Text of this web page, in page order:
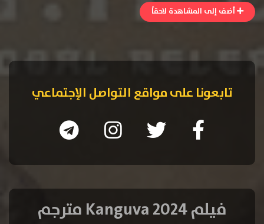
أضف إلى المشاهدة لاحقاً
تابعونا على مواقع التواصل الإجتماعي
فيلم Kanguva 2024 مترجم